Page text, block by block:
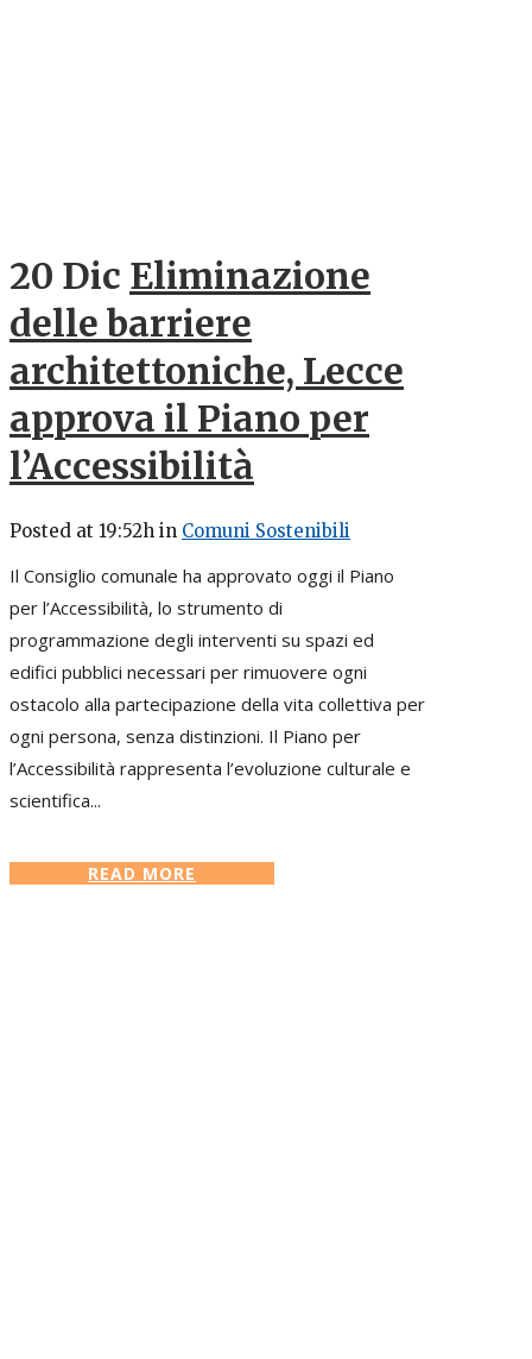
20 Dic Eliminazione
delle barriere
architettoniche, Lecce
approva il Piano per
l’Accessibilità
Posted at 19:52h in Comuni Sostenibili
Il Consiglio comunale ha approvato oggi il Piano
per l’Accessibilità, lo strumento di
programmazione degli interventi su spazi ed
edifici pubblici necessari per rimuovere ogni
ostacolo alla partecipazione della vita collettiva per
ogni persona, senza distinzioni. Il Piano per
l’Accessibilità rappresenta l’evoluzione culturale e
scientifica...
READ MORE